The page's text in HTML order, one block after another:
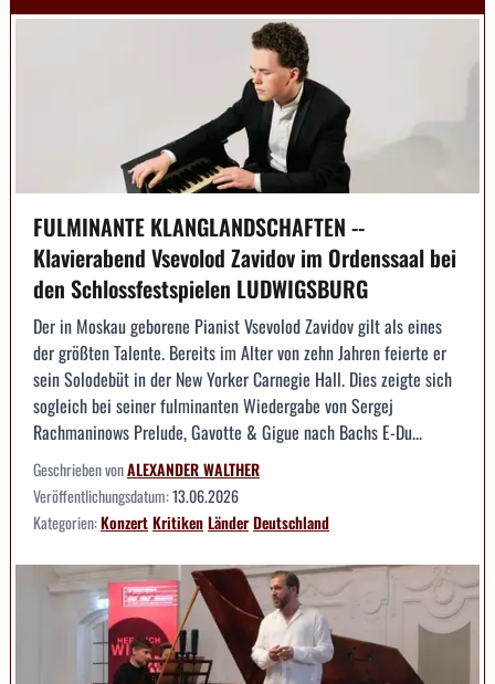
FULMINANTE KLANGLANDSCHAFTEN --
Klavierabend Vsevolod Zavidov im Ordenssaal bei
den Schlossfestspielen LUDWIGSBURG
Der in Moskau geborene Pianist Vsevolod Zavidov gilt als eines
der größten Talente. Bereits im Alter von zehn Jahren feierte er
sein Solodebüt in der New Yorker Carnegie Hall. Dies zeigte sich
sogleich bei seiner fulminanten Wiedergabe von Sergej
Rachmaninows Prelude, Gavotte & Gigue nach Bachs E-Du...
Geschrieben vonALEXANDER WALTHER
Veröffentlichungsdatum:13.06.2026
Kategorien:KonzertKritikenLänderDeutschland